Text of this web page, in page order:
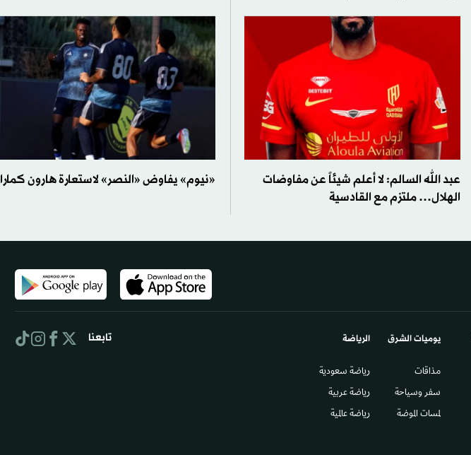
عبد الله السالم: لا أعلم شيئاً عن مفاوضات
الهلال… ملتزم مع القادسية
«نيوم» يفاوض «النصر» لاستعارة هارون كمارا
يوميات الشرق​
مذاقات
سفر وسياحة
لمسات الموضة
الرياضة
رياضة سعودية
رياضة عربية
رياضة عالمية
تابعنا